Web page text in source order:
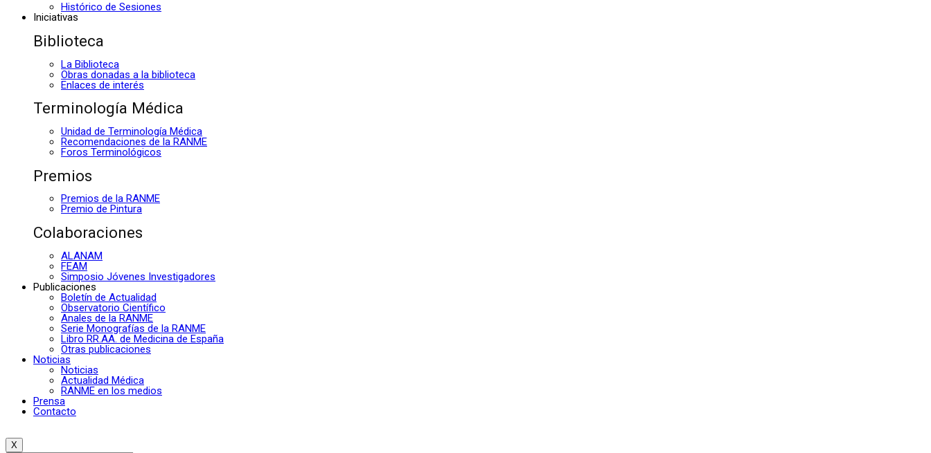
Histórico de Sesiones
Iniciativas
Biblioteca
La Biblioteca
Obras donadas a la biblioteca
Enlaces de interés
Terminología Médica
Unidad de Terminología Médica
Recomendaciones de la RANME
Foros Terminológicos
Premios
Premios de la RANME
Premio de Pintura
Colaboraciones
ALANAM
FEAM
Simposio Jóvenes Investigadores
Publicaciones
Boletín de Actualidad
Observatorio Científico
Anales de la RANME
Serie Monografías de la RANME
Libro RR.AA. de Medicina de España
Otras publicaciones
Noticias
Noticias
Actualidad Médica
RANME en los medios
Prensa
Contacto
X